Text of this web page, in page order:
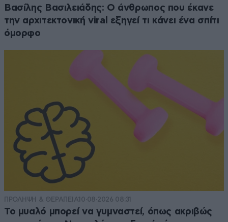
Βασίλης Βασιλειάδης: Ο άνθρωπος που έκανε
την αρχιτεκτονική viral εξηγεί τι κάνει ένα σπίτι
όμορφο
ΠΡΟΛΗΨΗ & ΘΕΡΑΠΕΙΑ10·08·2026 08:31
Το μυαλό μπορεί να γυμναστεί, όπως ακριβώς